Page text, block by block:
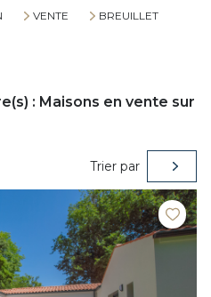
VENTE
BREUILLET
: Maisons en vente sur
Trier par